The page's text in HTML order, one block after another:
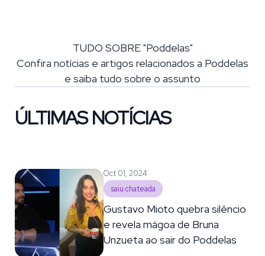
TUDO SOBRE "Poddelas"
Confira notícias e artigos relacionados a Poddelas
e saiba tudo sobre o assunto
ÚLTIMAS NOTÍCIAS
Oct 01, 2024
saiu chateada
Gustavo Mioto quebra silêncio
e revela mágoa de Bruna
Unzueta ao sair do Poddelas